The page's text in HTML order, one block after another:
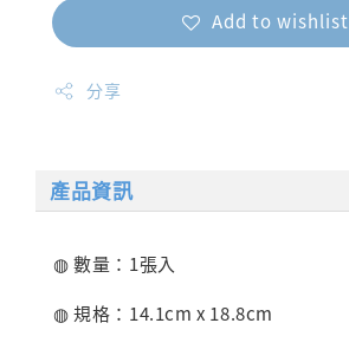
Add to wishlist
分享
產品資訊
◍ 數量：1張入
◍ 規格：14.1cm x 18.8cm